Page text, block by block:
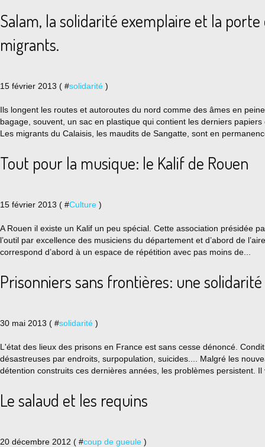
Salam, la solidarité exemplaire et la
migrants.
15 février 2013 ( #solidarité )
Ils longent les routes et autoroutes du nord comme des âmes en
bagage, souvent, un sac en plastique qui contient les derniers
Les migrants du Calaisis, les maudits de Sangatte, sont en
Tout pour la musique: le Kalif de Rouen
15 février 2013 ( #Culture )
A Rouen il existe un Kalif un peu spécial. Cette association présidée
l’outil par excellence des musiciens du département et d’abord de
correspond d’abord à un espace de répétition avec pas moins de...
Prisonniers sans frontières: une
30 mai 2013 ( #solidarité )
L'état des lieux des prisons en France est sans cesse dénoncé.
désastreuses par endroits, surpopulation, suicides.... Malgré les
détention construits ces dernières années, les problèmes persistent. Il
Le salaud et les requins
20 décembre 2012 ( #coup de gueule )